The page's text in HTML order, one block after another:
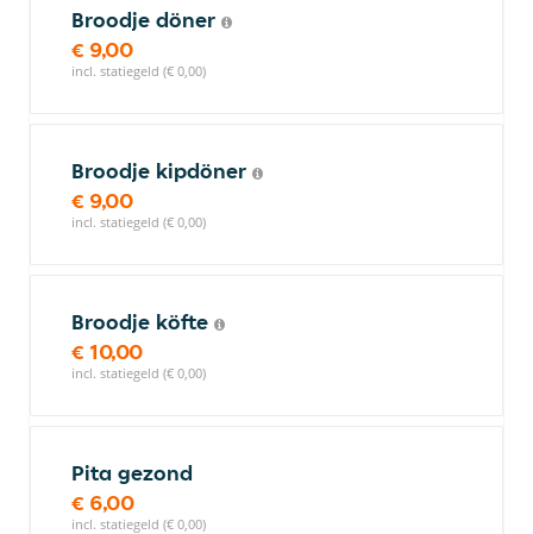
Broodje döner
€ 9,00
incl. statiegeld (€ 0,00)
Broodje kipdöner
€ 9,00
incl. statiegeld (€ 0,00)
Broodje köfte
€ 10,00
incl. statiegeld (€ 0,00)
Pita gezond
€ 6,00
incl. statiegeld (€ 0,00)